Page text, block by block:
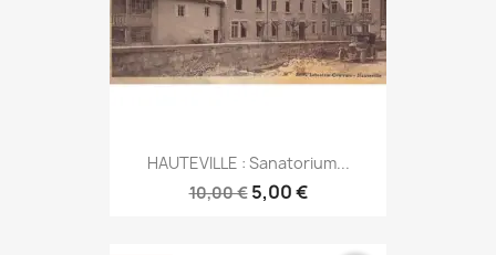
HAUTEVILLE : Sanatorium...
10,00 € 5,00 €